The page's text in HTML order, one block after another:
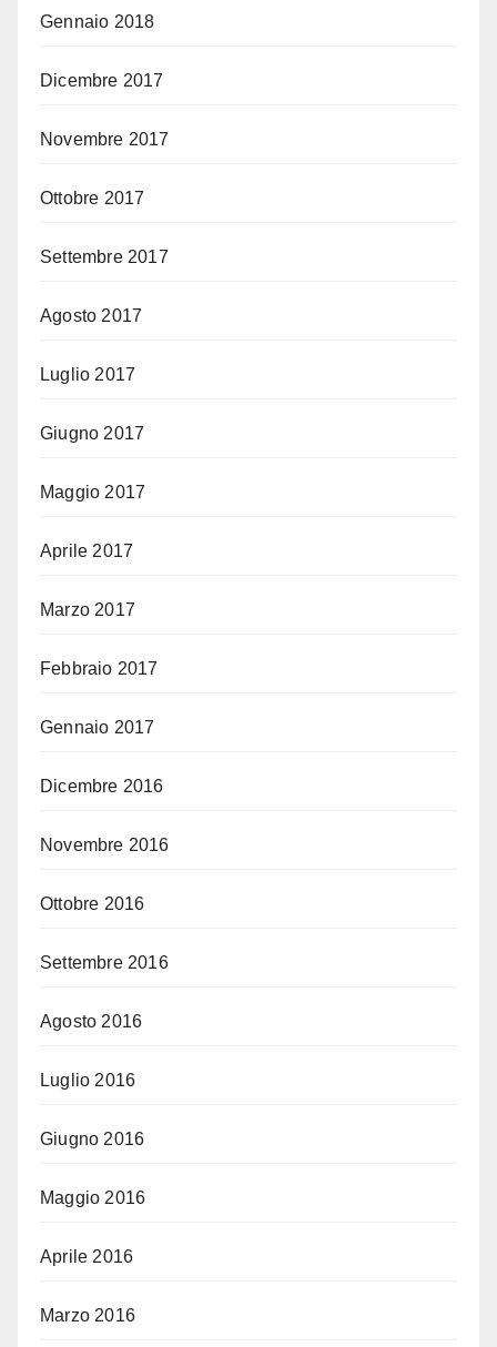
Gennaio 2018
Dicembre 2017
Novembre 2017
Ottobre 2017
Settembre 2017
Agosto 2017
Luglio 2017
Giugno 2017
Maggio 2017
Aprile 2017
Marzo 2017
Febbraio 2017
Gennaio 2017
Dicembre 2016
Novembre 2016
Ottobre 2016
Settembre 2016
Agosto 2016
Luglio 2016
Giugno 2016
Maggio 2016
Aprile 2016
Marzo 2016